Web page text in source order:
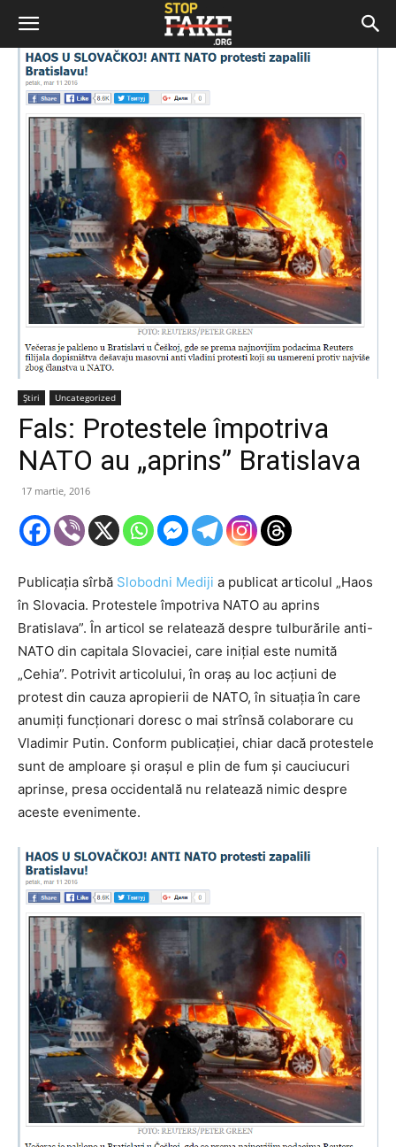
Știri Uncategorized
Fals: Protestele împotriva
NATO au „aprins” Bratislava
17 martie, 2016
Publicația sîrbă Slobodni Mediji a publicat articolul „Haos
în Slovacia. Protestele împotriva NATO au aprins
Bratislava”. În articol se relatează despre tulburările anti-
NATO din capitala Slovaciei, care inițial este numită
„Cehia”. Potrivit articolului, în oraș au loc acțiuni de
protest din cauza apropierii de NATO, în situația în care
anumiți funcționari doresc o mai strînsă colaborare cu
Vladimir Putin. Conform publicației, chiar dacă protestele
sunt de amploare și orașul e plin de fum și cauciucuri
aprinse, presa occidentală nu relatează nimic despre
aceste evenimente.